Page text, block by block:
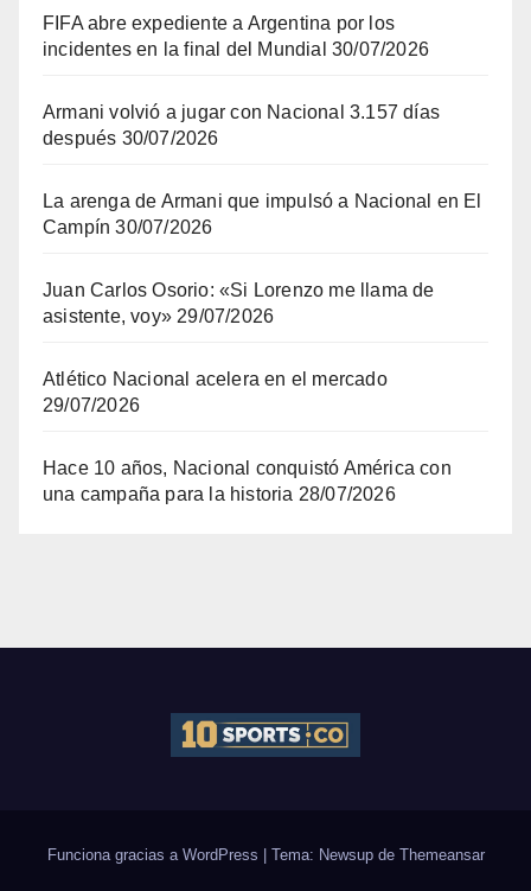
FIFA abre expediente a Argentina por los
incidentes en la final del Mundial 30/07/2026
Armani volvió a jugar con Nacional 3.157 días
después 30/07/2026
La arenga de Armani que impulsó a Nacional en El
Campín 30/07/2026
Juan Carlos Osorio: «Si Lorenzo me llama de
asistente, voy» 29/07/2026
Atlético Nacional acelera en el mercado
29/07/2026
Hace 10 años, Nacional conquistó América con
una campaña para la historia 28/07/2026
Funciona gracias a WordPress | Tema: Newsup de Themeansar